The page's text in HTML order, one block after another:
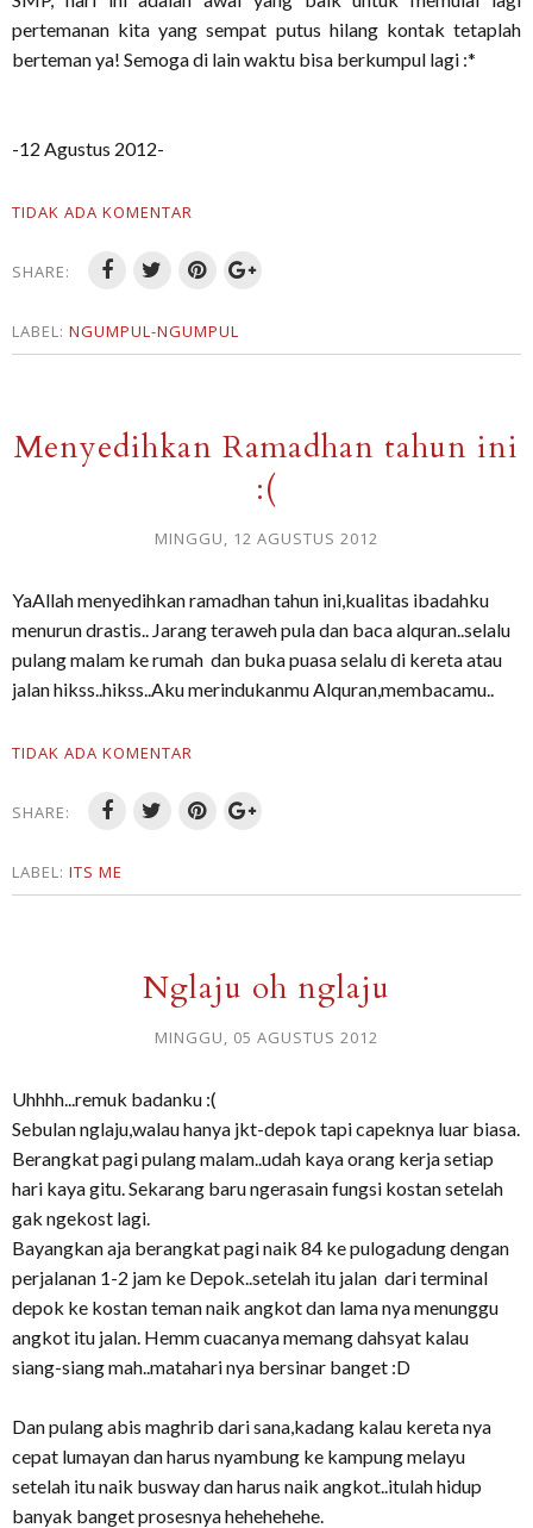
pertemanan kita yang sempat putus hilang kontak tetaplah
berteman ya! Semoga di lain waktu bisa berkumpul lagi :*
-12 Agustus 2012-
TIDAK ADA KOMENTAR
SHARE:
LABEL: NGUMPUL-NGUMPUL
Menyedihkan Ramadhan tahun ini
:(
MINGGU, 12 AGUSTUS 2012
YaAllah menyedihkan ramadhan tahun ini,kualitas ibadahku
menurun drastis.. Jarang teraweh pula dan baca alquran..selalu
pulang malam ke rumah dan buka puasa selalu di kereta atau
jalan hikss..hikss..Aku merindukanmu Alquran,membacamu..
TIDAK ADA KOMENTAR
SHARE:
LABEL: ITS ME
Nglaju oh nglaju
MINGGU, 05 AGUSTUS 2012
Uhhhh...remuk badanku :(
Sebulan nglaju,walau hanya jkt-depok tapi capeknya luar biasa.
Berangkat pagi pulang malam..udah kaya orang kerja setiap
hari kaya gitu. Sekarang baru ngerasain fungsi kostan setelah
gak ngekost lagi.
Bayangkan aja berangkat pagi naik 84 ke pulogadung dengan
perjalanan 1-2 jam ke Depok..setelah itu jalan dari terminal
depok ke kostan teman naik angkot dan lama nya menunggu
angkot itu jalan. Hemm cuacanya memang dahsyat kalau
siang-siang mah..matahari nya bersinar banget :D
Dan pulang abis maghrib dari sana,kadang kalau kereta nya
cepat lumayan dan harus nyambung ke kampung melayu
setelah itu naik busway dan harus naik angkot..itulah hidup
banyak banget prosesnya hehehehehe.